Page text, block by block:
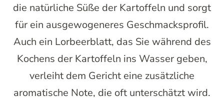
die natürliche Süße der Kartoffeln und sorgt
für ein ausgewogeneres Geschmacksprofil.
Auch ein Lorbeerblatt, das Sie während des
Kochens der Kartoffeln ins Wasser geben,
verleiht dem Gericht eine zusätzliche
aromatische Note, die oft unterschätzt wird.